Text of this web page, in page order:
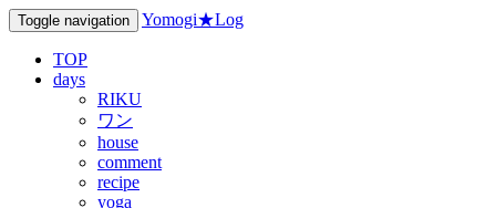
Toggle navigation Yomogi★Log
TOP
days
RIKU
ワン
house
comment
recipe
yoga